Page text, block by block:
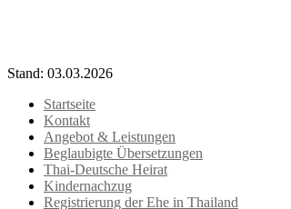
Stand: 03.03.2026
Startseite
Kontakt
Angebot & Leistungen
Beglaubigte Übersetzungen
Thai-Deutsche Heirat
Kindernachzug
Registrierung der Ehe in Thailand